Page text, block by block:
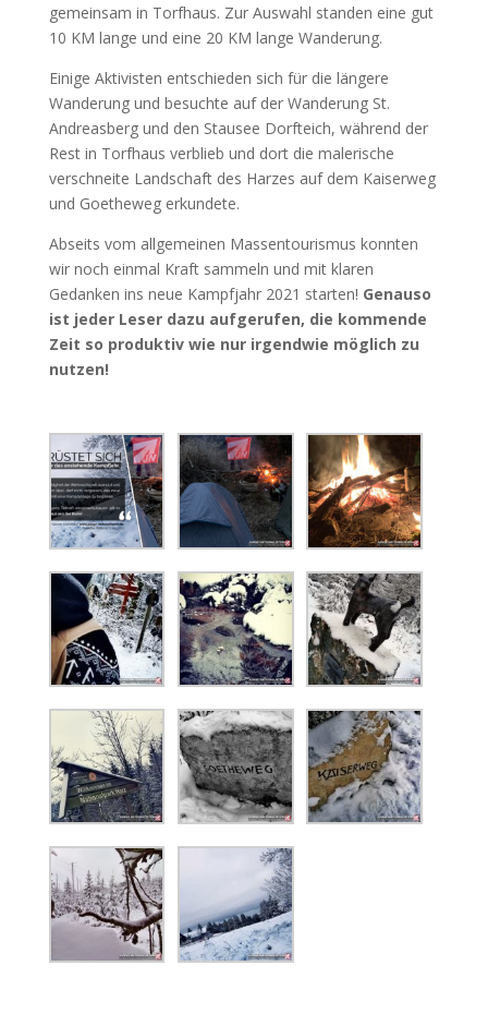
gemeinsam in Torfhaus. Zur Auswahl standen eine gut
10 KM lange und eine 20 KM lange Wanderung.
Einige Aktivisten entschieden sich für die längere
Wanderung und besuchte auf der Wanderung St.
Andreasberg und den Stausee Dorfteich, während der
Rest in Torfhaus verblieb und dort die malerische
verschneite Landschaft des Harzes auf dem Kaiserweg
und Goetheweg erkundete.
Abseits vom allgemeinen Massentourismus konnten
wir noch einmal Kraft sammeln und mit klaren
Gedanken ins neue Kampfjahr 2021 starten! Genauso
ist jeder Leser dazu aufgerufen, die kommende
Zeit so produktiv wie nur irgendwie möglich zu
nutzen!